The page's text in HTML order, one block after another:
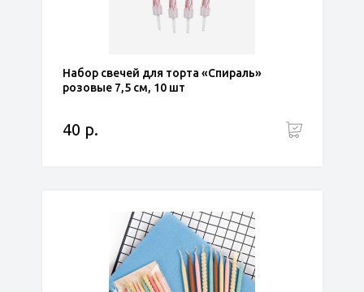
Набор свечей для торта «Спираль»
розовые 7,5 см, 10 шт
40 р.